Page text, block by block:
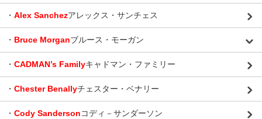
・ Alex Sanchezアレックス・サンチェス
・ Bruce Morganブルース・モーガン
・ CADMAN’s Familyキャドマン・ファミリー
・ Chester Benallyチェスター・ベナリー
・ Cody Sandersonコディ－サンダーソン